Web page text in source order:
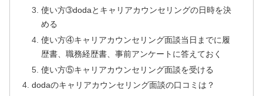
使い方➂dodaとキャリアカウンセリングの日時を決
める
使い方④キャリアカウンセリング面談当日までに履
歴書、職務経歴書、事前アンケートに答えておく
使い方⑤キャリアカウンセリング面談を受ける
dodaのキャリアカウンセリング面談の口コミは？